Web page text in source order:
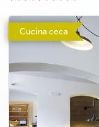
Cucina ceca
photo 5